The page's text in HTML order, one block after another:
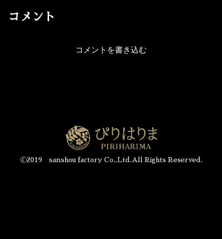
コメント
コメントを書き込む
🄫2019 sanshou factory Co.,Ltd.All Rights Reserved.